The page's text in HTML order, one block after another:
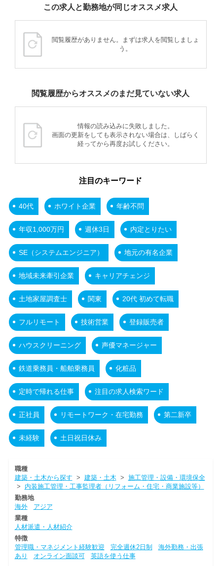
この求人と勤務地が同じオススメ求人
閲覧履歴がありません。まずは求人を閲覧しましょ
う。
閲覧履歴からオススメのまだ見ていない求人
情報の読み込みに失敗しました。
画面の更新をしても表示されない場合は、しばらく
経ってから再度お試しください。
注目のキーワード
40代 ホワイト企業 年齢不問
年収1,000万円 週休3日 内定とりたい
SE（システムエンジニア） 地元の有名企業
地域未来牽引企業 キャリアチェンジ
土地家屋調査士 関東 20代 初めて転職
フルリモート 技術営業 登録販売者
ハウスクリーニング 声優マネージャー
鉄道乗務員・船舶乗務員 化粧品
定時で帰れる仕事 注目の求人検索ワード
正社員 リモートワーク・在宅勤務 第二新卒
未経験 土日祝日休み
職種
建築・土木から探す > 建築・土木 > 施工管理・設備・環境保全
> 内装施工管理・工事監理者（リフォーム・住宅・商業施設等）
勤務地
海外
アジア
業種
人材派遣・人材紹介
特徴
管理職・マネジメント経験歓迎
完全週休2日制
海外勤務・出張
あり
オンライン面談可 英語を使う仕事